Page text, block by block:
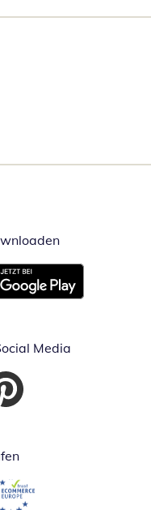
Öffnet in
neuem Fenster
Media
FensterFenster
in neuem Fenster